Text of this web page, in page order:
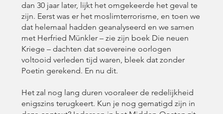
dan 30 jaar later, lijkt het omgekeerde het geval te
zijn. Eerst was er het moslimterrorisme, en toen we
dat helemaal hadden geanalyseerd en we samen
met Herfried Münkler – zie zijn boek Die neuen
Kriege – dachten dat soevereine oorlogen
voltooid verleden tijd waren, bleek dat zonder
Poetin gerekend. En nu dit.
Het zal nog lang duren vooraleer de redelijkheid
enigszins terugkeert. Kun je nog gematigd zijn in